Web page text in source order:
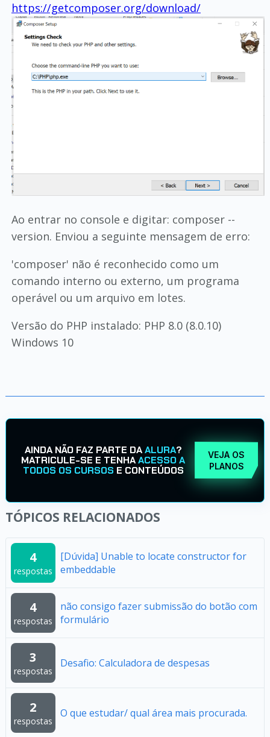
https://getcomposer.org/download/
Ao entrar no console e digitar: composer --
version. Enviou a seguinte mensagem de erro:
'composer' não é reconhecido como um
comando interno ou externo, um programa
operável ou um arquivo em lotes.
Versão do PHP instalado: PHP 8.0 (8.0.10)
Windows 10
AINDA NÃO FAZ PARTE DAALURA?
MATRICULE-SE E TENHAACESSO A
TODOS OS CURSOS E CONTEÚDOS
VEJA OS
PLANOS
TÓPICOS RELACIONADOS
4
respostas
[Dúvida] Unable to locate constructor for
embeddable
4
respostas
não consigo fazer submissão do botão com
formulário
3
respostas
Desafio: Calculadora de despesas
2
respostas
O que estudar/ qual área mais procurada.